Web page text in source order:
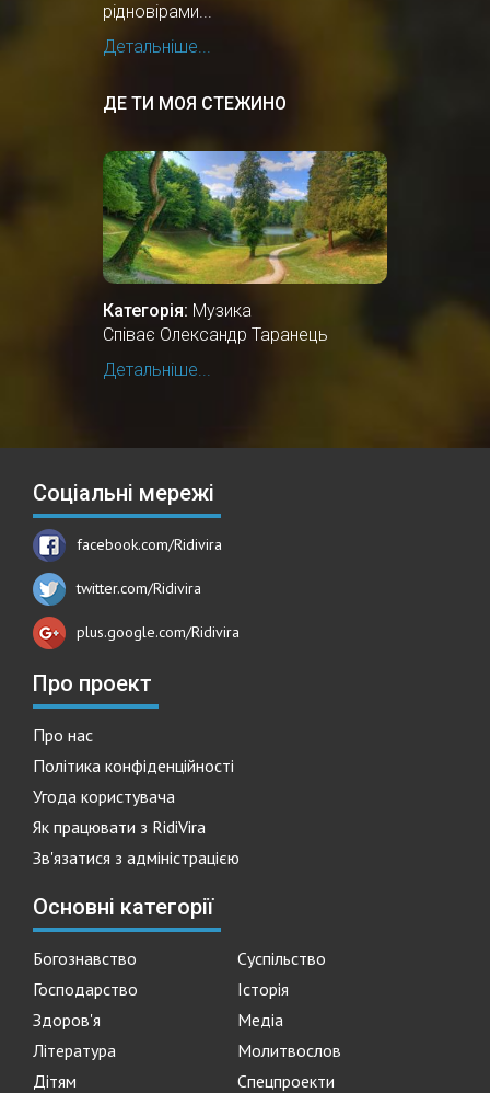
рідновірами...
Детальніше...
ДЕ ТИ МОЯ СТЕЖИНО
Категорія: Музика
Співає Олександр Таранець
Детальніше...
Соціальні мережі
facebook.com/Ridivira
twitter.com/Ridivira
plus.google.com/Ridivira
Про проект
Про нас
Політика конфіденційності
Угода користувача
Як працювати з RidiVira
Зв'язатися з адміністрацією
Основні категорії
Богознавство
Суспільство
Господарство
Історія
Здоров'я
Медіа
Література
Молитвослов
Дітям
Спецпроекти